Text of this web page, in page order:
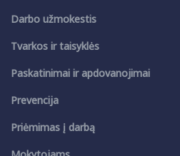
Darbo užmokestis
Tvarkos ir taisyklės
Paskatinimai ir apdovanojimai
Prevencija
Priėmimas į darbą